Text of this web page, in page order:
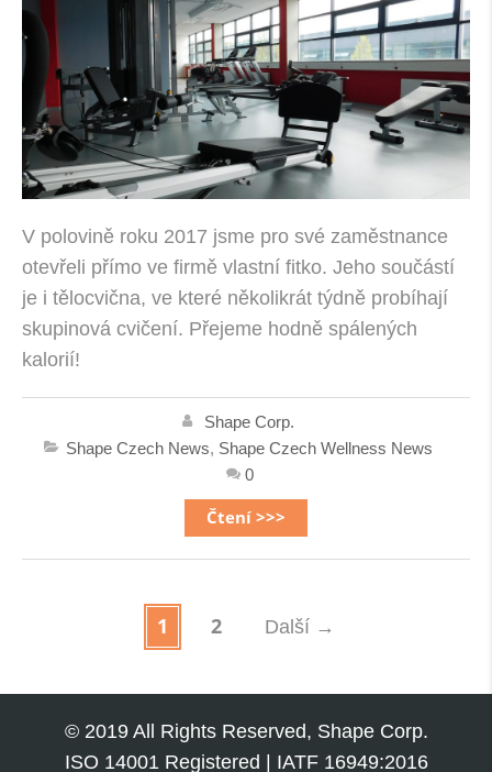
V polovině roku 2017 jsme pro své zaměstnance
otevřeli přímo ve firmě vlastní fitko. Jeho součástí
je i tělocvična, ve které několikrát týdně probíhají
skupinová cvičení. Přejeme hodně spálených
kalorií!
Shape Corp.
Shape Czech News, Shape Czech Wellness News
0
Čtení >>>
1 2 Další →
© 2019 All Rights Reserved, Shape Corp.
ISO 14001 Registered | IATF 16949:2016